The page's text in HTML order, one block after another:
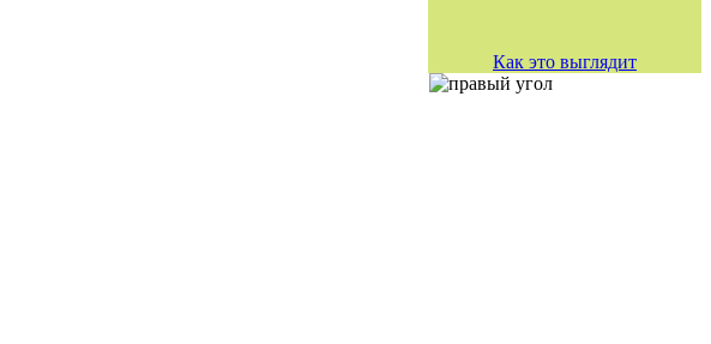
Как это выглядит